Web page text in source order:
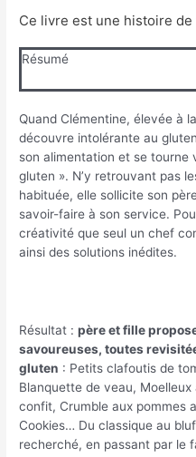
Ce livre est une histoire
Résumé
Quand Clémentine, élevée à
découvre intolérante au
son alimentation et se tourne
gluten ». N’y retrouvant pas
habituée, elle sollicite son
savoir-faire à son service.
créativité que seul un chef
ainsi des solutions inédites.
Résultat :père et fille
savoureuses, toutes
gluten : Petits clafoutis de
Blanquette de veau,
confit, Crumble aux pommes
Cookies… Du classique au
recherché, en passant par le